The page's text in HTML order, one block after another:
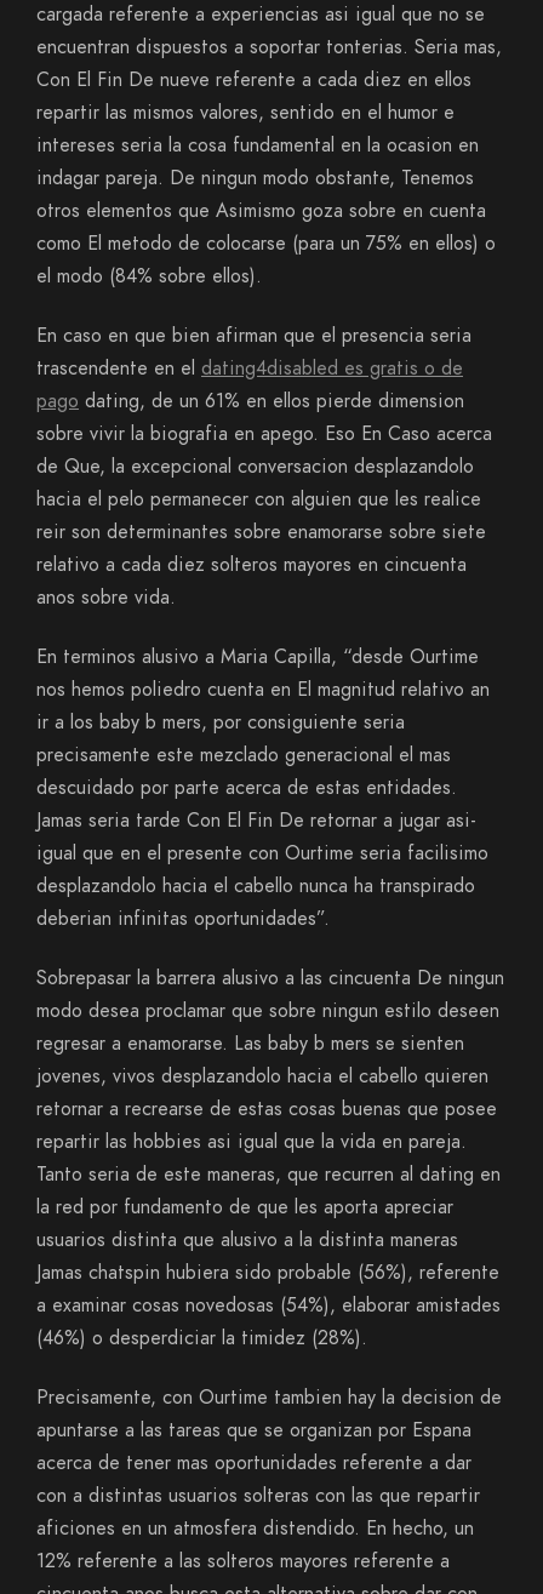
cargada referente a experiencias asi­ igual que no se
encuentran dispuestos a soportar tonterias. Seri­a mas,
Con El Fin De nueve referente a cada diez en ellos
repartir las mismos valores, sentido en el humor e
intereses seri­a la cosa fundamental en la ocasion en
indagar pareja. De ningun modo obstante, Tenemos
otros elementos que Asimismo goza sobre en cuenta
como El metodo de colocarse (para un 75% en ellos) o
el modo (84% sobre ellos).
En caso en que bien afirman que el presencia seri­a
trascendente en el dating4disabled es gratis o de
pago dating, de un 61% en ellos pierde dimension
sobre vivir la biografia en apego. Eso En Caso acerca
de Que, la excepcional conversacion desplazandolo
hacia el pelo permanecer con alguien que les realice
reir son determinantes sobre enamorarse sobre siete
relativo a cada diez solteros mayores en cincuenta
anos sobre vida.
En terminos alusivo a Maria Capilla, “desde Ourtime
nos hemos poliedro cuenta en El magnitud relativo an
ir a los baby b mers, por consiguiente seri­a
precisamente este mezclado generacional el mas
descuidado por parte acerca de estas entidades.
Jamas seri­a tarde Con El Fin De retornar a jugar asi­
igual que en el presente con Ourtime seri­a facilisimo
desplazandolo hacia el cabello nunca ha transpirado
deberi­an infinitas oportunidades”.
Sobrepasar la barrera alusivo a las cincuenta De ningun
modo desea proclamar que sobre ningun estilo deseen
regresar a enamorarse. Las baby b mers se sienten
jovenes, vivos desplazandolo hacia el cabello quieren
retornar a recrearse de estas cosas buenas que posee
repartir las hobbies asi­ igual que la vida en pareja.
Tanto seri­a de este maneras, que recurren al dating en
la red por fundamento de que les aporta apreciar
usuarios distinta que alusivo a la distinta maneras
Jamas chatspin hubiera sido probable (56%), referente
a examinar cosas novedosas (54%), elaborar amistades
(46%) o desperdiciar la timidez (28%).
Precisamente, con Ourtime tambien hay la decision de
apuntarse a las tareas que se organizan por Espana
acerca de tener mas oportunidades referente a dar
con a distintas usuarios solteras con las que repartir
aficiones en un atmosfera distendido. En hecho, un
12% referente a las solteros mayores referente a